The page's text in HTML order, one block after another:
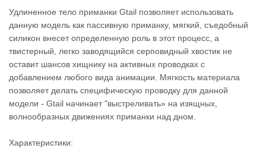
Удлиненное тело приманки Gtail позволяет использовать
данную модель как пассивную приманку, мягкий, съедобный
силикон внесет определенную роль в этот процесс, а
твистерный, легко заводящийся серповидный хвостик не
оставит шансов хищнику на активных проводках с
добавлением любого вида анимации. Мягкость материала
позволяет делать специфическую проводку для данной
модели - Gtail начинает "выстреливать» на изящных,
волнообразных движениях приманки над дном.
Характеристики: